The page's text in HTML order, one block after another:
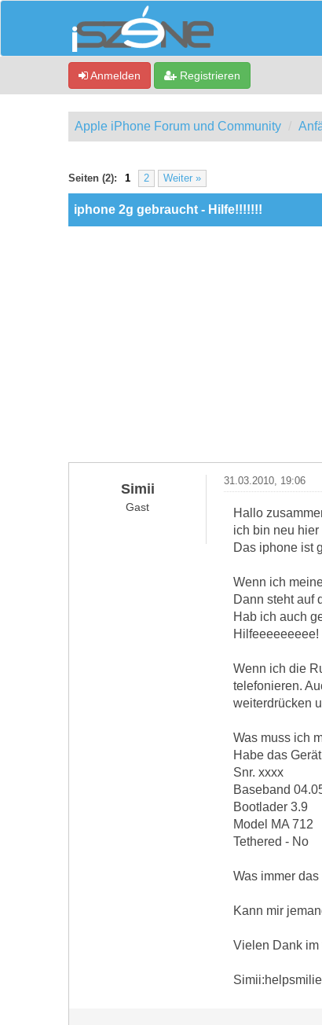
Anmelden Registrieren
Apple iPhone Forum und Community
Seiten (2): 1 2 Weiter »
0 Bewertung(en) - 0 im Durchschnitt
iphone 2g gebraucht - Hilfe!!!!!!!
Simii
Gast
31.03.2010, 19:06
Hallo
ich bin neu
Das iphone ist
Wenn ich
Dann steht auf
Hab ich auch
Hilfeeeeeeeee!
Wenn ich die
telefonieren.
weiterdrücken
Was muss ich
Habe das
Snr. xxxx
Baseband
Bootlader 3.9
Model MA 712
Tethered - No
Was immer
Kann mir
Vielen Dank im